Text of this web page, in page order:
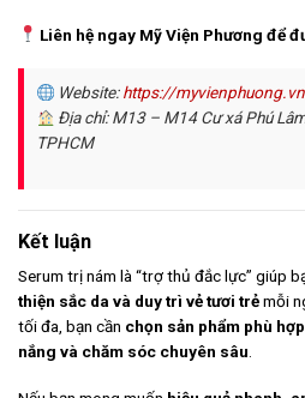
Liên hệ ngay Mỹ Viện Phương để
Website:https://myvienphuong.vn
Địa chỉ: M13 – M14 Cư xá Phú
TPHCM
Kết luận
Serum trị nám là “trợ thủ đắc lực” giúp
thiện sắc da và duy trì vẻ tươi trẻmỗi
tối đa, bạn cần chọn sản phẩm phù
nắng và chăm sóc chuyên sâu